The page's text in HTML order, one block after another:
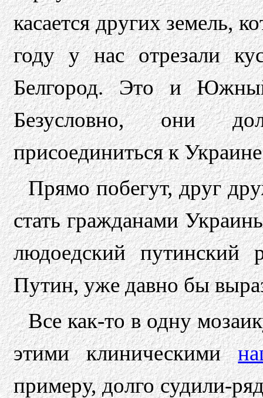
касается других земель,
году у нас отрезали
Белгород. Это и
Безусловно, они
присоединиться к
Прямо побегут, друг
стать гражданами
людоедский
Путин, уже давно бы
Все как-то в одну
этими клиническими
примеру, долго судили-